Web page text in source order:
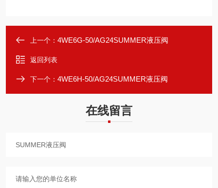
上一个： 4WE6G-50/AG24SUMMER液压阀
返回列表
下一个： 4WE6H-50/AG24SUMMER液压阀
在线留言